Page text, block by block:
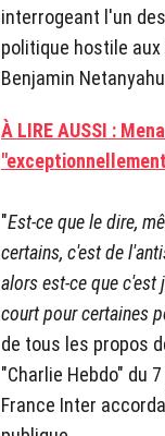
interrogeant l'un
politique hostile
Benjamin
À LIRE AUSSI :
"Est-ce que le dire,
certains, c'est de
alors est-ce que
court pour certaines
de tous les propos
"Charlie Hebdo" du
France Inter